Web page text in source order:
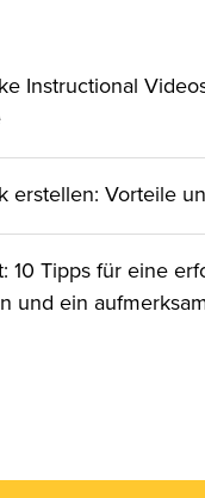
Instructional
erstellen: Vorteile
10 Tipps für eine
und ein